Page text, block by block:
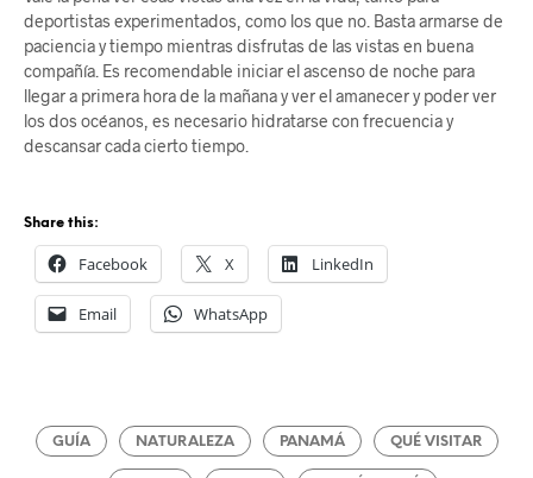
deportistas experimentados, como los que no. Basta armarse de
paciencia y tiempo mientras disfrutas de las vistas en buena
compañía. Es recomendable iniciar el ascenso de noche para
llegar a primera hora de la mañana y ver el amanecer y poder ver
los dos océanos, es necesario hidratarse con frecuencia y
descansar cada cierto tiempo.
Share this:
Facebook X LinkedIn
Email WhatsApp
GUÍA NATURALEZA PANAMÁ QUÉ VISITAR